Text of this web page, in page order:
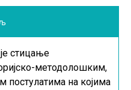
стицање
методолошким,
постулатима на којима